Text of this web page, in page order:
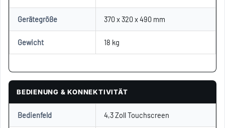
Gerätegröße 370 x 320 x 490 mm
Gewicht 18 kg
BEDIENUNG & KONNEKTIVITÄT
Bedienfeld 4,3 Zoll Touchscreen